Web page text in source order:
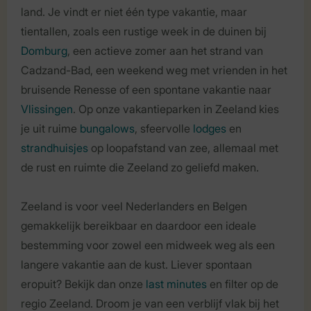
land. Je vindt er niet één type vakantie, maar
tientallen, zoals een rustige week in de duinen bij
Domburg, een actieve zomer aan het strand van
Cadzand-Bad, een weekend weg met vrienden in het
bruisende Renesse of een spontane vakantie naar
Vlissingen. Op onze vakantieparken in Zeeland kies
je uit ruime bungalows, sfeervolle lodges en
strandhuisjes op loopafstand van zee, allemaal met
de rust en ruimte die Zeeland zo geliefd maken.
Zeeland is voor veel Nederlanders en Belgen
gemakkelijk bereikbaar en daardoor een ideale
bestemming voor zowel een midweek weg als een
langere vakantie aan de kust. Liever spontaan
eropuit? Bekijk dan onze last minutes en filter op de
regio Zeeland. Droom je van een verblijf vlak bij het